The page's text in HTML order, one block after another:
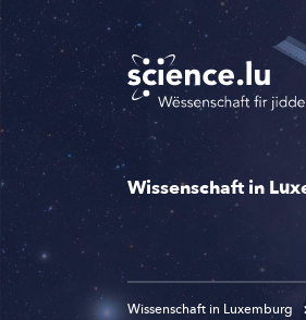
Skip
to
main
content
Wissenschaft in
Wissenschaft in Luxemburg